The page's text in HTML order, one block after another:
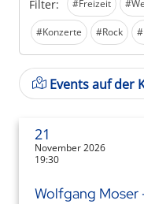
Filter: #Freizeit
#Konzerte #Rock
Events auf der
21
November 2026
19:30
Wolfgang Moser